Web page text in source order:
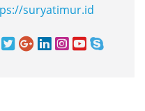
suryatimur.id